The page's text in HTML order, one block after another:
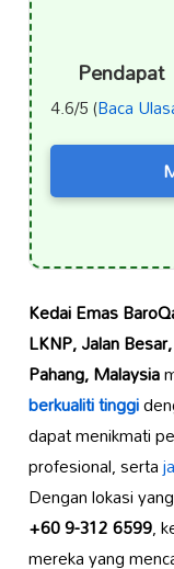
Pendapat
4.6/5 (Baca
Kedai Emas
LKNP, Jalan
Pahang, Malaysia
berkualiti tinggi
dapat menikmati
profesional, serta
Dengan lokasi
+60 9-312 6599,
mereka yang